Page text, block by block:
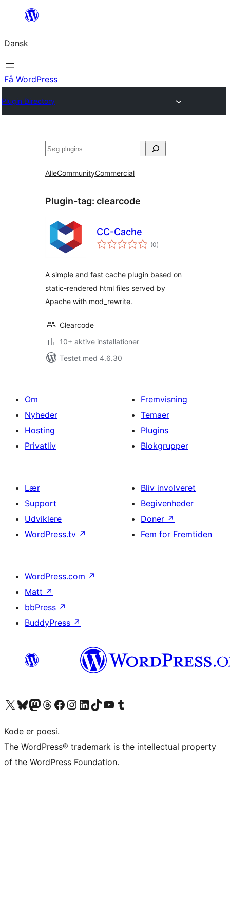
Spring
indhold
Dansk
Få WordPress
Plugin Directory
Søg
AlleCommunityCommercial
Plugin-tag: clearcode
CC-Cache
(0totale
bedømmelser
)
A simple and fast cache plugin based on
static-rendered html files served by
Apache with mod_rewrite.
Clearcode
10+ aktive installationer
Testet med 4.6.30
Om
Nyheder
Hosting
Privatliv
Fremvisning
Temaer
Plugins
Blokgrupper
Lær
Support
Udviklere
WordPress.tv ↗
Bliv involveret
Begivenheder
Doner ↗
Fem for Fremtiden
WordPress.com ↗
Matt ↗
bbPress ↗
BuddyPress ↗
Besøg vores X (tidligere Twitter) konto
Besøg vores Bluesky-konto
Besøg vores Mastodon konto
Besøg vores Threads-konto
Besøg vores Facebook sideBesøg vores Instagram konto
Besøg vores LinkedIn konto
Besøg vores TikTok-konto
Besøg vores YouTube-kanalBesøg vores Tumblr-konto
Kode er poesi.
The WordPress® trademark is the intellectual property
of the WordPress Foundation.